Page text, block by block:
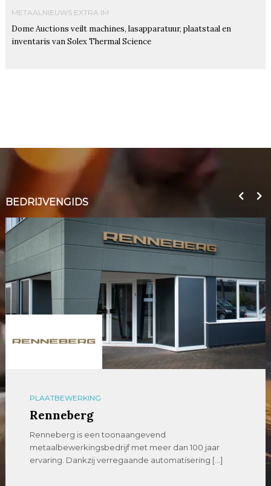
METAALNIEUWS EXTRA IM
Dome Auctions veilt machines, lasapparatuur, plaatstaal en
inventaris van Solex Thermal Science
BEDRIJVENGIDS
PLAATBEWERKING
Renneberg
Renneberg is een toonaangevend
metaalbewerkingsbedrijf met meer dan 100 jaar
ervaring. Dankzij verregaande automatisering […]